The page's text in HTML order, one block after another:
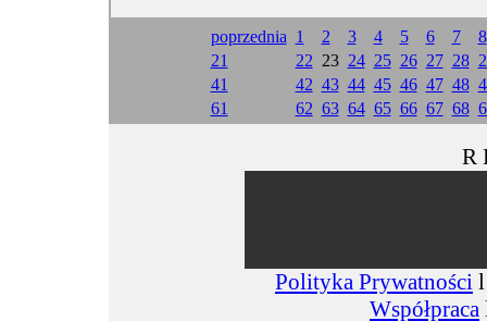
poprzednia 1 2 3 4 5 6 7
8
21
22 23 24 25 26 27 28
41
42 43 44 45 46 47 48
61
62 63 64 65 66 67 68
R
Polityka Prywatności
Współpraca